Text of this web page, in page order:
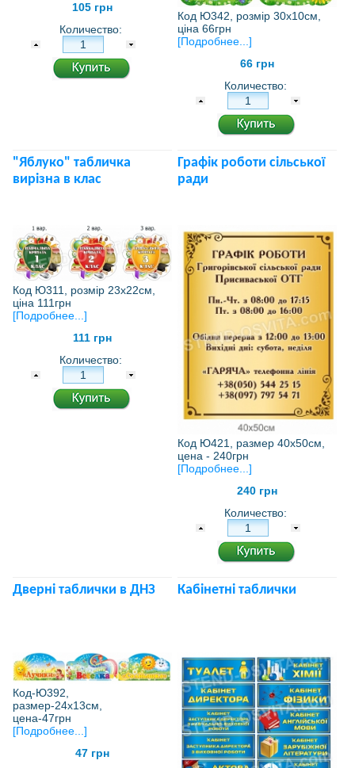
105 грн
Количество:
Код Ю342, розмір 30х10см,
ціна 66грн
[Подробнее...]
66 грн
Количество:
"Яблуко" табличка
вирізна в клас
Код Ю311, розмір 23х22см,
ціна 111грн
[Подробнее...]
111 грн
Количество:
Графік роботи сільської
ради
Код Ю421, размер 40х50см,
цена - 240грн
[Подробнее...]
240 грн
Количество:
Дверні таблички в ДНЗ
Код-Ю392,
размер-24х13см,
цена-47грн
[Подробнее...]
47 грн
Кабінетні таблички